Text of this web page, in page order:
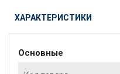
ХАРАКТЕРИСТИКИ
Основные